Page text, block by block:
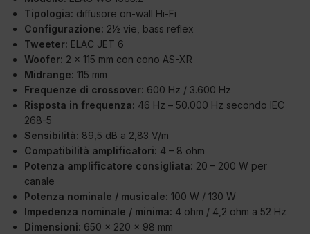
Tipologia: diffusore on-wall Hi-Fi
Configurazione: 2½ vie, bass reflex
Tweeter: ELAC JET 6
Woofer: 2 x 115 mm con cono AS-XR
Midrange: 115 mm
Frequenze di crossover: 600 Hz / 3.600 Hz
Risposta in frequenza: 46 Hz – 50.000 Hz secondo IEC
268-5
Sensibilità: 89,5 dB a 2,83 V/m
Compatibilità amplificatori: 4 – 8 ohm
Potenza amplificatore consigliata: 20 – 200 W per
canale
Potenza nominale / musicale: 100 W / 130 W
Impedenza nominale / minima: 4 ohm / 4,2 ohm a 52 Hz
Dimensioni: 650 x 220 x 98 mm